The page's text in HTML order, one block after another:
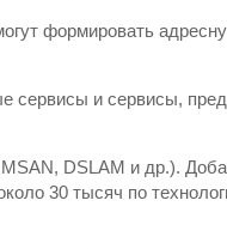
формировать
сервисы и сервисы,
DSLAM и др.).
30 тысяч по